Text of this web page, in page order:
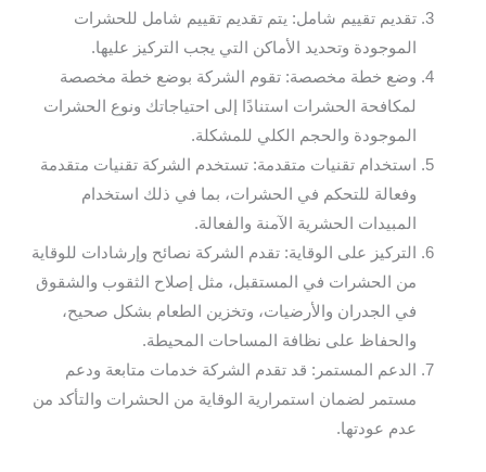
تقديم تقييم شامل: يتم تقديم تقييم شامل للحشرات
الموجودة وتحديد الأماكن التي يجب التركيز عليها.
وضع خطة مخصصة: تقوم الشركة بوضع خطة مخصصة
لمكافحة الحشرات استنادًا إلى احتياجاتك ونوع الحشرات
الموجودة والحجم الكلي للمشكلة.
استخدام تقنيات متقدمة: تستخدم الشركة تقنيات متقدمة
وفعالة للتحكم في الحشرات، بما في ذلك استخدام
المبيدات الحشرية الآمنة والفعالة.
التركيز على الوقاية: تقدم الشركة نصائح وإرشادات للوقاية
من الحشرات في المستقبل، مثل إصلاح الثقوب والشقوق
في الجدران والأرضيات، وتخزين الطعام بشكل صحيح،
والحفاظ على نظافة المساحات المحيطة.
الدعم المستمر: قد تقدم الشركة خدمات متابعة ودعم
مستمر لضمان استمرارية الوقاية من الحشرات والتأكد من
عدم عودتها.